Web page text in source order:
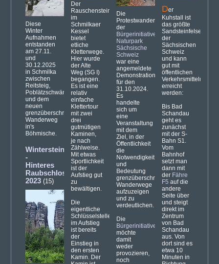
Diese
Winter
Aufnahmen
entstanden
am 27.11.
und
30.12.2025
in Schmilka
zwischen
Reitsteig,
Poblätzschwänden
und dem
neuen
grenzüberschreitenden
Wanderweg
in's
Böhmische.
Winterstein
-
Hinteres
Raubschloss
2023 (15)
Der
Rauschenstein
im
Schmilkaer
Kessel
bietet
etliche
Kletterwege.
Hier wurde
der Alte
Weg (SG I)
begangen.
Es ist eine
relativ
einfache
Klettertour
mit zwei
drei
gutmütigen
Kaminen,
je nach
Zählweise.
Mit etwas
Sportlichkeit
ist der
Aufstieg gut
zu
bewältigen.
Die
eigentliche
Schlüsselstelle
im Aufstieg
ist bereits
der
Einstieg in
den ersten
Kamin. Der
Die
Protestwanderung
der
Bürgerinitiative
Naturpark
Sächsische
Schweiz
war eine
angemeldete
Demonstration
für den
31.10.2024.
Es
handelte
sich um
eine
Veranstaltung
mit dem
Ziel, in der
Öffentlichkeit
die
Notwendigkeit
und
Bedeutung
grenzüberschreitender
Wanderwege
aufzuzeigen
und zu
verdeutlichen.
Die
Bürgerinitiative
möchte
damit
weder
provozieren,
noch
Der
Kuhstall ist
das größte
Sandsteinfelsentor
der
Sächsischen
Schweiz
und kann
gut mit
öffentlichen
Verkehrsmitteln
erreicht
werden:
Bis Bad
Schandau
geht es
zunächst
mit der S-
Bahn S1.
Vom
Bahnhof
setzt man
dann mit
der Fähre
F5 auf die
andere
Seite über
und steigt
direkt im
Zentrum
von Bad
Schandau
aus. Von
dort sind es
etwa 10
Minuten in